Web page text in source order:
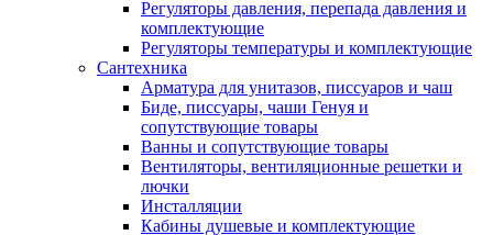
Регуляторы давления, перепада давления и
комплектующие
Регуляторы температуры и комплектующие
Сантехника
Арматура для унитазов, писсуаров и чаш
Биде, писсуары, чаши Генуя и
сопутствующие товары
Ванны и сопутствующие товары
Вентиляторы, вентиляционные решетки и
лючки
Инсталляции
Кабины душевые и комплектующие